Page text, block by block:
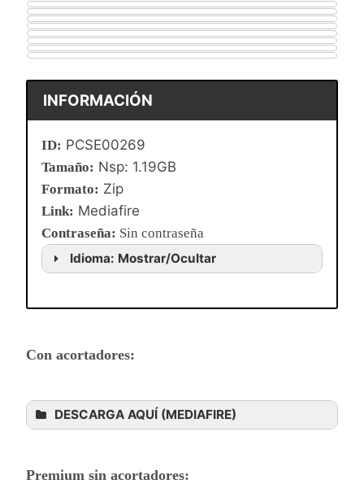
INFORMACIÓN
ID: PCSE00269
Tamaño: Nsp: 1.19GB
Formato: Zip
Link: Mediafire
Contraseña: Sin contraseña
Idioma: Mostrar/Ocultar
Con acortadores:
DESCARGA AQUÍ (MEDIAFIRE)
Premium sin acortadores: